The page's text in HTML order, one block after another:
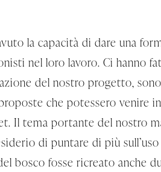
la capacità di dare una
nel loro lavoro. Ci hanno
del nostro progetto,
che potessero venire
Il tema portante del nostro
di puntare di più
bosco fosse ricreato anche